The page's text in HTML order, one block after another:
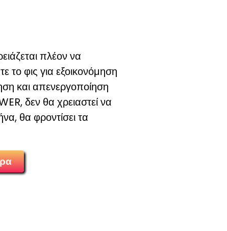
πλέον να
το φις για εξοικονόμηση
και απενεργοποίηση
δεν θα χρειαστεί να
θα φροντίσει τα